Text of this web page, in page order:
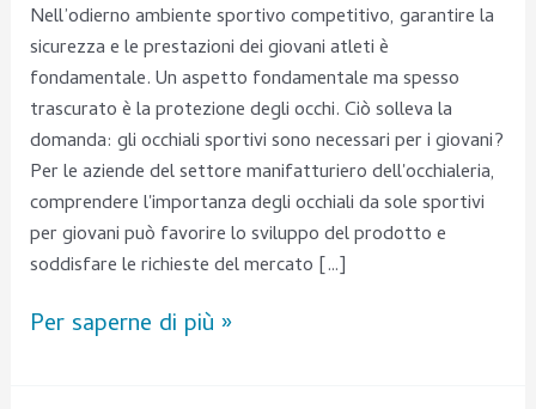
Nell’odierno ambiente sportivo competitivo, garantire la
sicurezza e le prestazioni dei giovani atleti è
fondamentale. Un aspetto fondamentale ma spesso
trascurato è la protezione degli occhi. Ciò solleva la
domanda: gli occhiali sportivi sono necessari per i giovani?
Per le aziende del settore manifatturiero dell'occhialeria,
comprendere l'importanza degli occhiali da sole sportivi
per giovani può favorire lo sviluppo del prodotto e
soddisfare le richieste del mercato […]
Per saperne di più »